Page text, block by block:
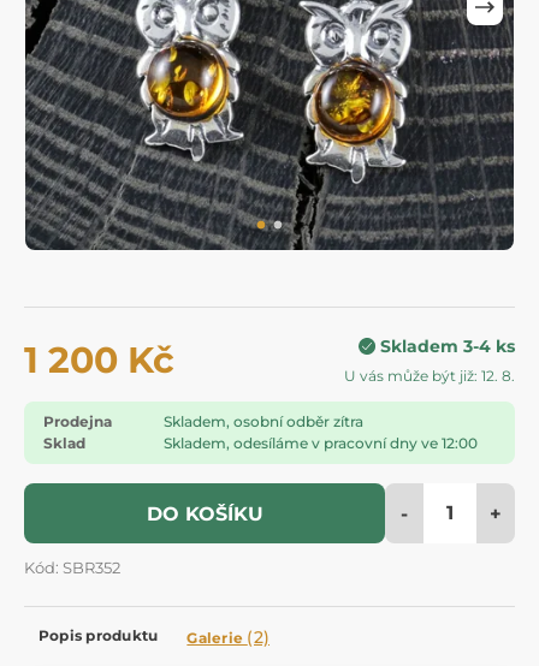
1 200 Kč Skladem 3-4 ks
U vás může být již: 12. 8.
Prodejna
Skladem, osobní odběr zítra
Sklad
Skladem, odesíláme v pracovní dny ve 12:00
DO KOŠÍKU - +
Kód: SBR352
Popis produktu Galerie (2)